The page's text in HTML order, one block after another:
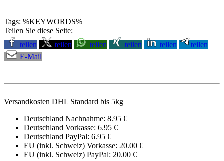
Tags: %KEYWORDS%
Teilen Sie diese Seite:
teilen
teilen teilen teilen teilen
teilen
E-Mail
Versandkosten DHL Standard bis 5kg
Deutschland Nachnahme: 8.95 €
Deutschland Vorkasse: 6.95 €
Deutschland PayPal: 6.95 €
EU (inkl. Schweiz) Vorkasse: 20.00 €
EU (inkl. Schweiz) PayPal: 20.00 €